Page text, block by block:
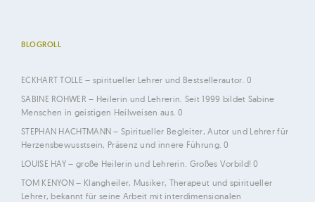
BLOGROLL
ECKHART TOLLE – spiritueller Lehrer und Bestsellerautor. 0
SABINE ROHWER – Heilerin und Lehrerin. Seit 1999 bildet Sabine
Menschen in geistigen Heilweisen aus. 0
STEPHAN HACHTMANN – Spiritueller Begleiter, Autor und Lehrer für
Herzensbewusstsein, Präsenz und innere Führung. 0
LOUISE HAY – große Heilerin und Lehrerin. Großes Vorbild! 0
TOM KENYON – Klangheiler, Musiker, Therapeut und spiritueller
Lehrer, bekannt für seine Arbeit mit interdimensionalen